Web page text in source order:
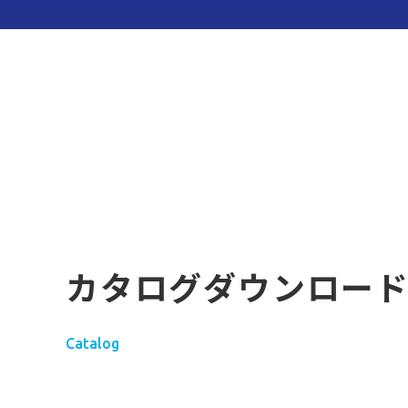
カタログダウンロー
Catalog